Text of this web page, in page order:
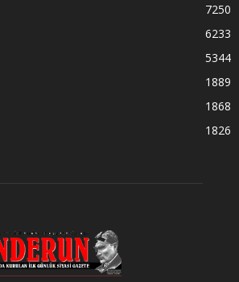
7250
6233
5344
1889
1868
1826